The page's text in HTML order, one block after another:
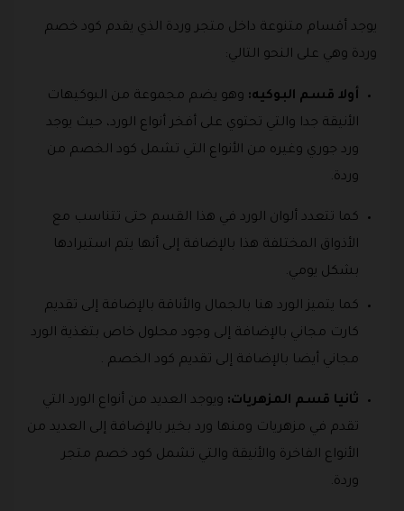
يوجد أقسام متنوعة داخل متجر وردة الذي يقدم كود خصم
وردة وهي على النحو التالي:
أولا قسم البوكيه: وهو يضم مجموعة من البوكيهات
الأنيقة جدا والتي تحتوي على أفخر أنواع الورد، حيث يوجد
ورد جوري وغيره من الأنواع التي تشمل كود الخصم من
وردة.
كما تتعدد ألوان الورد في هذا القسم حتى تتناسب مع
الأذواق المختلفة هذا بالإضافة إلى أنها يتم استيرادها
بشكل يومي.
كما يتميز الورد هنا بالجمال والأناقة بالإضافة إلى تقديم
كارت مجاني بالإضافة إلى وجود محلول خاص بتغذية الورد
مجاني أيضا بالإضافة إلى تقديم كود الخصم .
ثانيا قسم المزهريات: ويوجد العديد من أنواع الورد التي
تقدم في مزهريات ومنها ورد بخير بالإضافة إلى العديد من
الأنواع الفاخرة والأنيقة والتي تشمل كود خصم متجر
وردة.